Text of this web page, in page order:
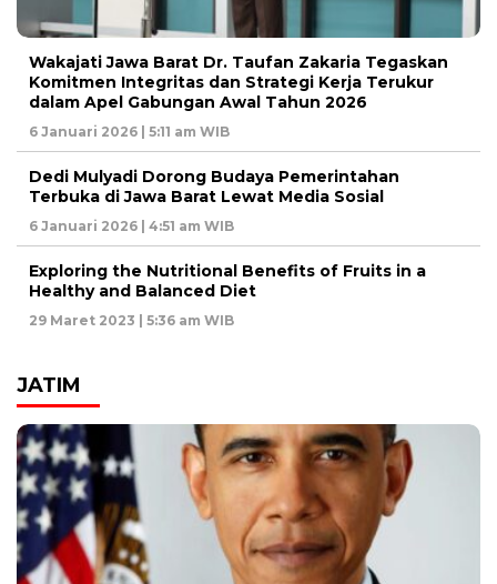
Wakajati Jawa Barat Dr. Taufan Zakaria Tegaskan
Komitmen Integritas dan Strategi Kerja Terukur
dalam Apel Gabungan Awal Tahun 2026
6 Januari 2026 | 5:11 am WIB
Dedi Mulyadi Dorong Budaya Pemerintahan
Terbuka di Jawa Barat Lewat Media Sosial
6 Januari 2026 | 4:51 am WIB
Exploring the Nutritional Benefits of Fruits in a
Healthy and Balanced Diet
29 Maret 2023 | 5:36 am WIB
JATIM